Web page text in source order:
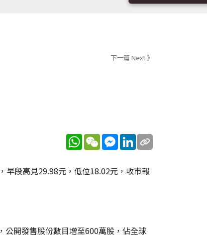
下一篇 Next 》
WhatsApp
WeChatMessenger
LinkedIn
早段高見29.98元，低位18.02元，收市報
公開發售股份數目增至600萬股，佔全球